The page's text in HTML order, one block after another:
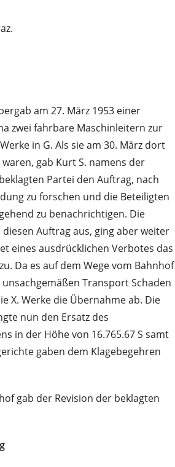
am 27. März 1953 einer
zwei fahrbare Maschinleitern zur
in G. Als sie am 30. März dort
gab Kurt S. namens der
Partei den Auftrag, nach
zu forschen und die Beteiligten
zu benachrichtigen. Die
Auftrag aus, ging aber weiter
eines ausdrücklichen Verbotes das
Da es auf dem Wege vom Bahnhof
Transport Schaden
X. Werke die Übernahme ab. Die
nun den Ersatz des
in der Höhe von 16.765.67 S samt
gaben dem Klagebegehren
gab der Revision der beklagten